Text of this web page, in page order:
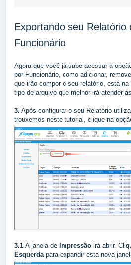
Exportando seu Relatório
Funcionário
Agora que você já sabe acessar a
por Funcionário, como adicionar,
que irão compor o seu relatório, está na
tipo de arquivo que melhor irá atender
3. Após configurar o seu Relatório
trouxemos neste tutorial, clique na
3.1 A janela de Impressão irá abrir.
Esquerda para expandir esta nova